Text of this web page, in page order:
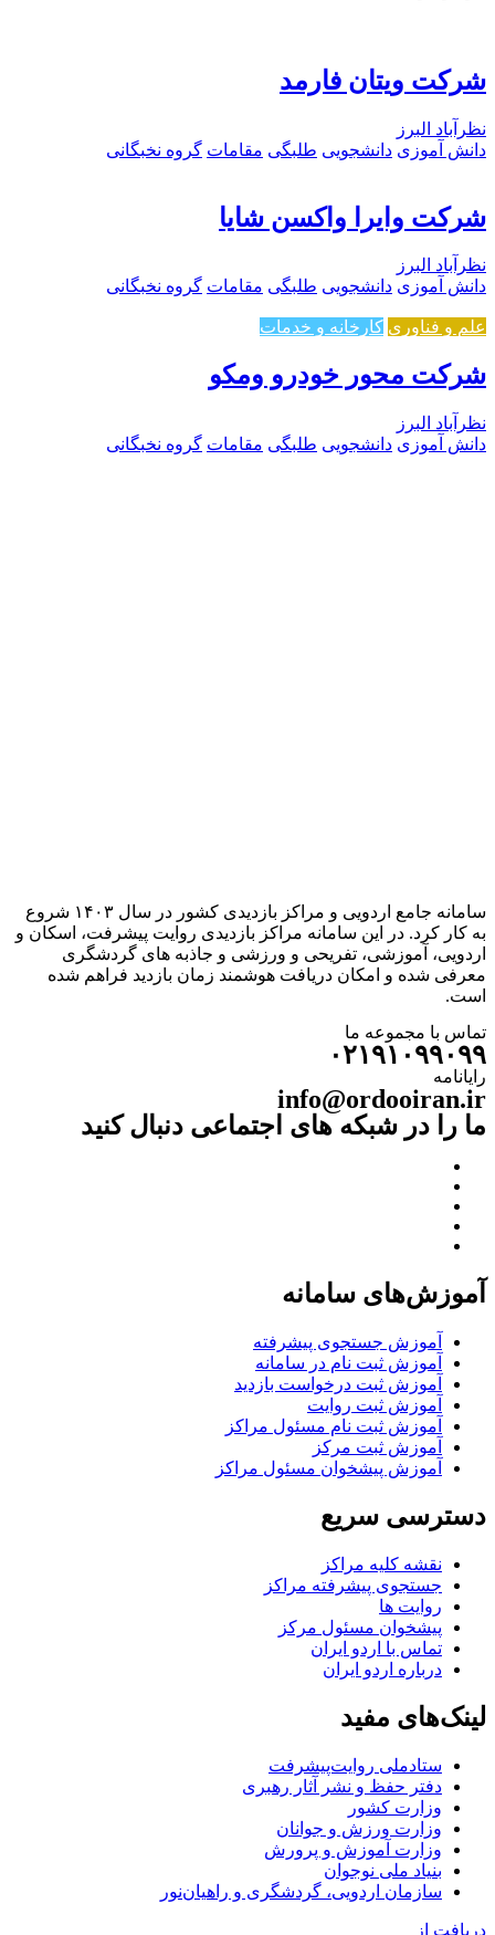
شرکت ویتان فارمد
نظرآباد البرز
دانش آموزی دانشجویی طلبگی مقامات گروه نخبگانی
شرکت وایرا واکسن شایا
نظرآباد البرز
دانش آموزی دانشجویی طلبگی مقامات گروه نخبگانی
علم و فناوری کارخانه و خدمات
شرکت محور خودرو ومکو
نظرآباد البرز
دانش آموزی دانشجویی طلبگی مقامات گروه نخبگانی
سامانه جامع اردویی و مراکز بازدیدی کشور در سال ۱۴۰۳ شروع
به کار کرد. در این سامانه مراکز بازدیدی روایت پیشرفت، اسکان و
اردویی، آموزشی، تفریحی و ورزشی و جاذبه های گردشگری
معرفی شده و امکان دریافت هوشمند زمان بازدید فراهم شده
است.
تماس با مجموعه ما
۰۲۱۹۱۰۹۹۰۹۹
رایانامه
info@ordooiran.ir
ما را در شبکه های اجتماعی دنبال کنید
آموزش‌های سامانه
آموزش جستجوی پیشرفته
آموزش ثبت نام در سامانه
آموزش ثبت درخواست بازدید
آموزش ثبت روایت
آموزش ثبت نام مسئول مراکز
آموزش ثبت مرکز
آموزش پیشخوان مسئول مراکز
دسترسی سریع
نقشه کلیه مراکز
جستجوی پیشرفته مراکز
روایت ها
پیشخوان مسئول مرکز
تماس با اردو ایران
درباره اردو ایران
لینک‌های مفید
ستاد‌ملی روایت‌پیشرفت
دفتر حفظ و نشر آثار رهبری
وزارت کشور
وزارت ورزش و جوانان
وزارت آموزش و پرورش
بنیاد ملی نوجوان
سازمان اردویی، گردشگری و راهیان‌نور
دریافت از